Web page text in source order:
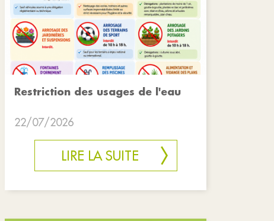
Restriction des usages de l'eau
22/07/2026
LIRE LA SUITE